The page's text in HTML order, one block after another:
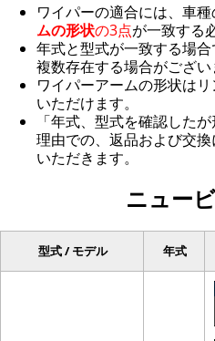
ワイパーの適合には、車種
ムの形状の3点が一致する
年式と型式が一致する場合
複数存在する場合がござい
ワイパーアームの形状は
いただけます。
「年式、型式を確認した
理由での、返品および交
いただきます。
ニュー
型式 / モデル 年式